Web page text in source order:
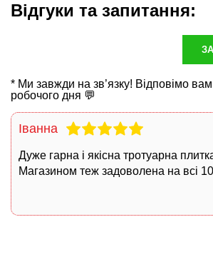
Відгуки та запитання:
* Ми завжди на зв’язку! Відповімо
робочого дня 💬
Іванна
Дуже гарна і якісна тротуарна
Магазином теж задоволена на всі